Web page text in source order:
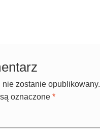
zostanie opublikowany.
oznaczone *